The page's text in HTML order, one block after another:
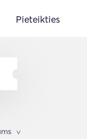
Pieteikties
>